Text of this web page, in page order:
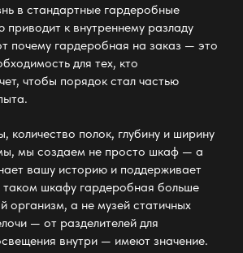
в стандартные гардеробные
приводит к внутреннему разладу
почему гардеробная на заказ — это
для тех, кто
чтобы порядок стал частью
полок, глубину и ширину
мы создаем не просто шкаф— а
вашу историю и поддерживает
таком шкафу гардеробная больше
организм, а не музей статичных
— от разделителей для
внутри — имеют значение.